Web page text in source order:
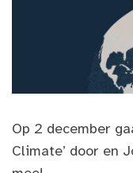
Op 2 december
Climate’ door en